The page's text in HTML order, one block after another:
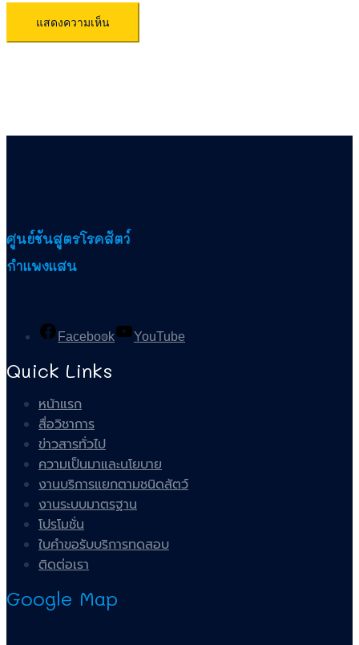
ศูนย์ชันสูตรโรคสัตว์
กำแพงแสน
Facebook YouTube
Quick Links
หน้าแรก
สื่อวิชาการ
ข่าวสารทั่วไป
ความเป็นมาและนโยบาย
งานบริการแยกตามชนิดสัตว์
งานระบบมาตรฐาน
โปรโมชั่น
ใบคำขอรับบริการทดสอบ
ติดต่อเรา
Google Map